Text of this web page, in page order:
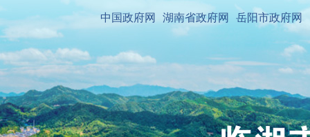
中国政府网 湖南省政府网 岳阳市政府网